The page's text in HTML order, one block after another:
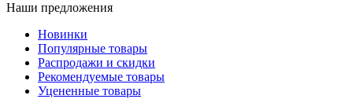
Наши предложения
Новинки
Популярные товары
Распродажи и скидки
Рекомендуемые товары
Уцененные товары